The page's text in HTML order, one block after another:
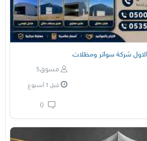
شركة سواتر ومظلات
مسوق5
قبل 1 أسبوع